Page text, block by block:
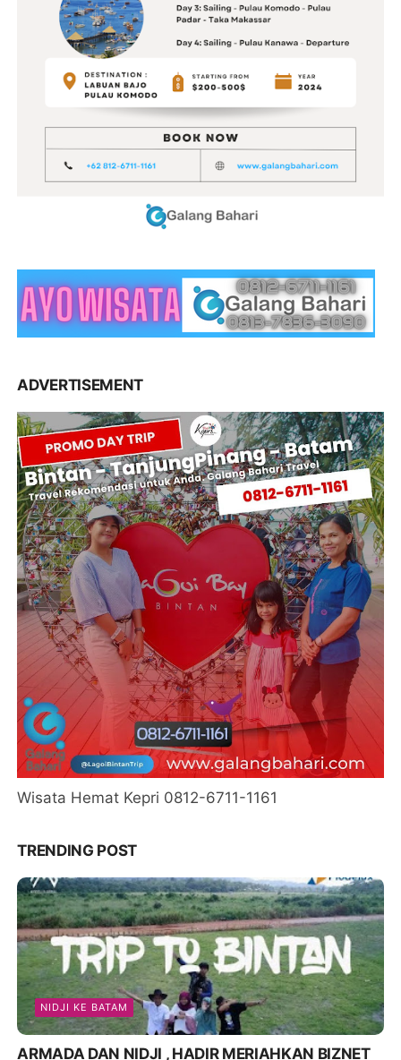
ADVERTISEMENT
Wisata Hemat Kepri 0812-6711-1161
TRENDING POST
NIDJI KE BATAM
ARMADA DAN NIDJI , HADIR MERIAHKAN BIZNET